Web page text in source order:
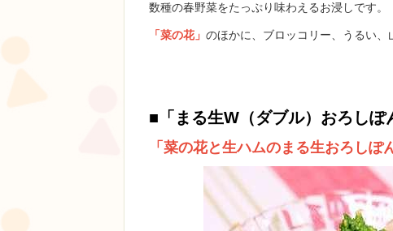
数種の春野菜をたっぷり味わえるお浸しです。
「菜の花」 のほかに、ブロッコリー、うるい、
■ 「まる生W（ダブル）おろしぽ
「菜の花と生ハムのまる生おろしぽ